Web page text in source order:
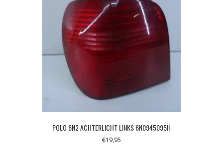
POLO 6N2 ACHTERLICHT LINKS 6N0945095H
€19,95